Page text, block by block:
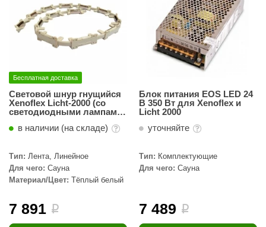
Бесплатная доставка
Световой шнур гнущийся
Xenoflex Licht-2000 (со
светодиодными лампами
в наличии (на складе)
Тип: Лента, Линейное
Для чего: Сауна
Материал/Цвет: Тёплый белый
7 891 i
Блок питания EOS LED 24
В 350 Вт для Xenoflex и
Licht 2000
уточняйте
Тип: Комплектующие
Для чего: Сауна
7 489 i